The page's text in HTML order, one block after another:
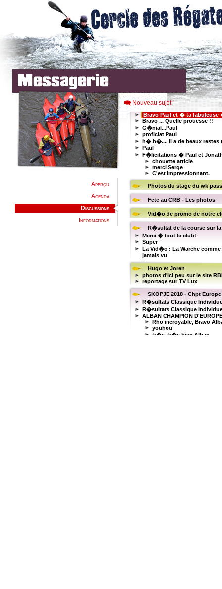
Aperçu
Agenda
Discussions
Informations
Nouveau sujet